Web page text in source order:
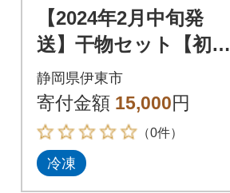
【2024年2月中旬発
送】干物セット【初島
C】特トロあじ・中あ
じ各8枚 伊豆・伊東
の干物詰め合わせ
静岡県伊東市
寄付金額 15,000円
（0件）
冷凍